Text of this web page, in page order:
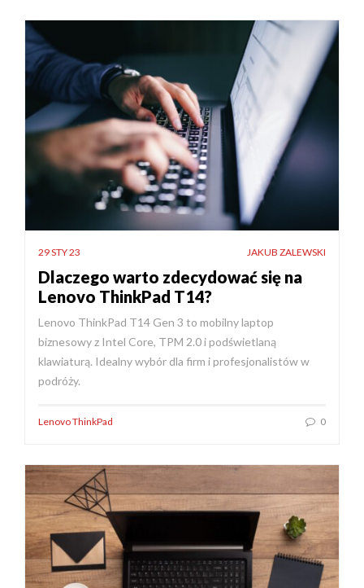
29 STY 23 JAKUB ZALEWSKI
Dlaczego warto zdecydować się na
Lenovo ThinkPad T14?
Lenovo ThinkPad T14 Gen 3 to mobilny laptop
biznesowy z Intel Core, TPM 2.0 i podświetlaną
klawiaturą. Idealny wybór dla firm i profesjonalistów w
podróży.
Lenovo ThinkPad 0